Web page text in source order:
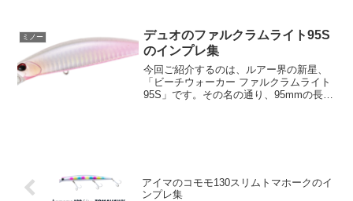
ワームの動きを徹底的に解析しました。
超クリアなプールで行...
ミノー
デュオのファルクラムライト95S
のインプレ集
今回ご紹介するのは、ルアー界の新星、
「ビーチウォーカー ファルクラムライト
95S」です。その名の通り、95mmの長さ
アイマのコモモ130スリムトマホークのイ
ンプレ集